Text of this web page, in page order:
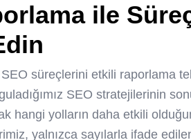
ile
süreçlerini etkili raporlama
SEO stratejilerinin
hangi yolların daha etkili
yalnızca sayılarla ifade